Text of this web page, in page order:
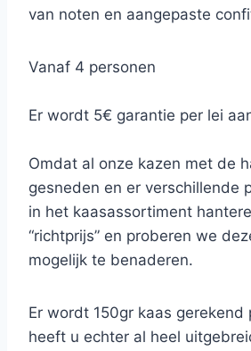
van noten en aangepaste
Vanaf 4 personen
Er wordt 5€ garantie per lei
Omdat al onze kazen met de
gesneden en er verschillende
in het kaasassortiment
“richtprijs” en proberen we
mogelijk te benaderen.
Er wordt 150gr kaas gerekend
heeft u echter al heel